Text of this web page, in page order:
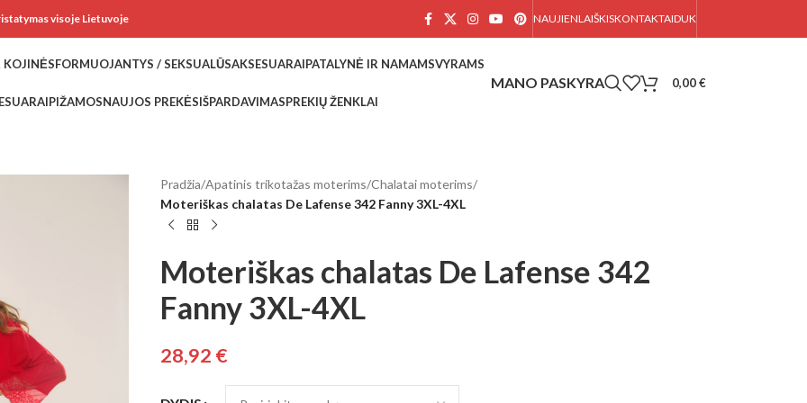
visoje Lietuvoje NAUJIENLAIŠKISKONTAKTAIDUK
KOJINĖSFORMUOJANTYS / SEKSUALŪSAKSESUARAIPATALYNĖ IR NAMAMSVYRAMS
PIŽAMOSNAUJOS PREKĖSIŠPARDAVIMASPREKIŲ ŽENKLAI
0,00€
Pradžia/Apatinis trikotažas moterims/Chalatai moterims/
Moteriškas chalatas De Lafense 342 Fanny 3XL-4XL
Moteriškas chalatas De Lafense 342
Fanny 3XL-4XL
28,92 €